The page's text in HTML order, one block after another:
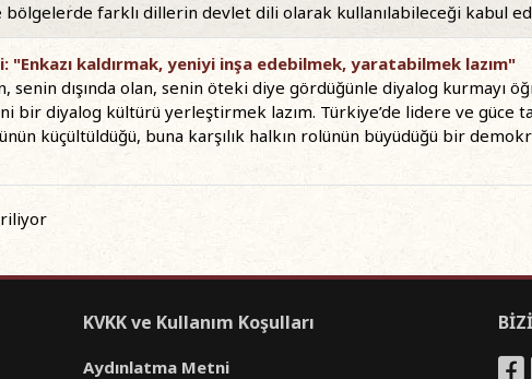
farklı dillerin devlet dili olarak kullanılabileceği kabul
"Enkazı kaldırmak, yeniyi inşa edebilmek, yaratabilmek lazım"
senin dışında olan, senin öteki diye gördüğünle diyalog kurmayı
bir diyalog kültürü yerleştirmek lazım. Türkiye’de lidere ve güce
küçültüldüğü, buna karşılık halkın rolünün büyüdüğü bir
KVKK ve Kullanım Koşulları
Aydınlatma Metni